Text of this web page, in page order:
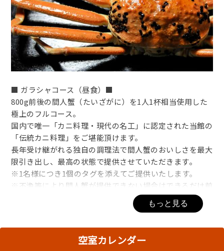
■ ガラシャコース（昼食）■
800g前後の間人蟹（たいざがに）を1人1杯相当使用した
極上のフルコース。
国内で唯一「カニ料理・現代の名工」に認定された当館の
「伝統カニ料理」をご堪能頂けます。
長年受け継がれる独自の調理法で間人蟹のおいしさを最大
限引き出し、最高の状態で提供させていただきます。
※1名様につき1個のタグを添えてご提供いたします。
※不漁等により間人蟹が提供できない場合はできるだけ前
もっと見る
空室カレンダー